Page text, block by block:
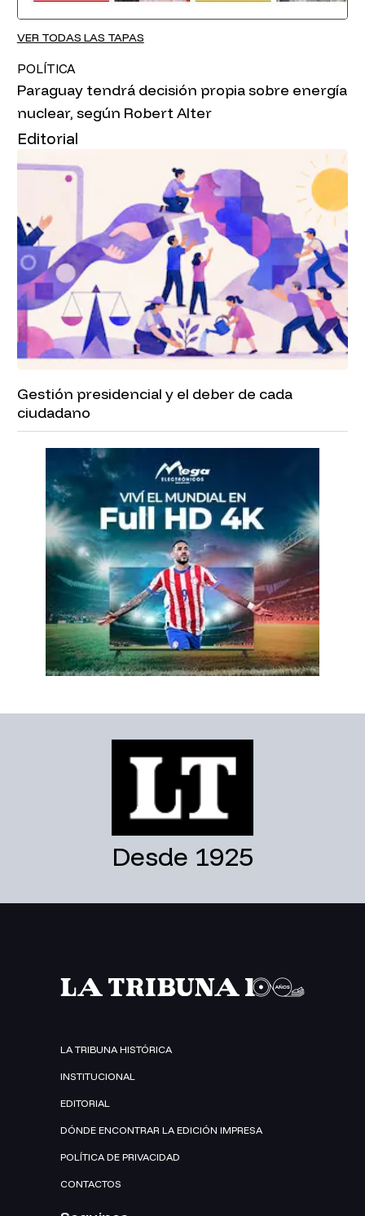
VER TODAS LAS TAPAS
POLÍTICA
Paraguay tendrá decisión propia sobre energía
nuclear, según Robert Alter
Editorial
Gestión presidencial y el deber de cada
ciudadano
Desde 1925
LA TRIBUNA HISTÓRICA
INSTITUCIONAL
EDITORIAL
DÓNDE ENCONTRAR LA EDICIÓN IMPRESA
POLÍTICA DE PRIVACIDAD
CONTACTOS